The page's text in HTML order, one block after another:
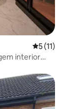
5 (11)
interior